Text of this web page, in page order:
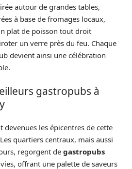
autour de grandes tables,
à base de fromages locaux,
plat de poisson tout droit
un verre près du feu. Chaque
devient ainsi une célébration
gastropubs à
devenues les épicentres de cette
quartiers centraux, mais aussi
regorgent de gastropubs
offrant une palette de saveurs